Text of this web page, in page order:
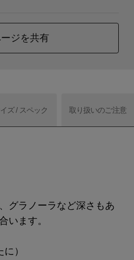
ジを共有
ズ / スペック 取り扱いのご注意
グラノーラなど深さもあ
います。
）